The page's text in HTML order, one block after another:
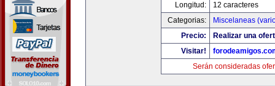
Longitud:
12 caracteres
Categorias:
Miscelaneas
Precio:
Realizar una
Visitar!
Serán consideradas